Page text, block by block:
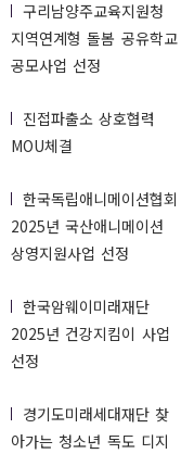
구리남양주교육지원청
지역연계형 돌봄 공유학교
공모사업 선정
진접파출소 상호협력
MOU체결
한국독립애니메이션협회
2025년 국산애니메이션
상영지원사업 선정
한국암웨이미래재단
2025년 건강지킴이 사업
선정
경기도미래세대재단 찾
아가는 청소년 독도 디지